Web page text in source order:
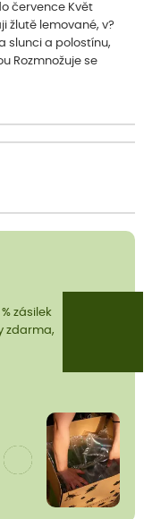
července Květ
žlutě lemované, v?
slunci a polostínu,
Rozmnožuje se
zásilek
zdarma,